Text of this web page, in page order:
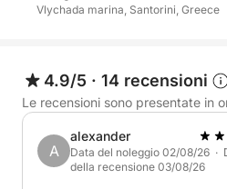
Vlychada marina, Santorini, Greece
4.9/5 · 14 recensioni
Le recensioni sono presentate in
A
alexander
Data del noleggio 02/08/26 ·
della recensione 03/08/26